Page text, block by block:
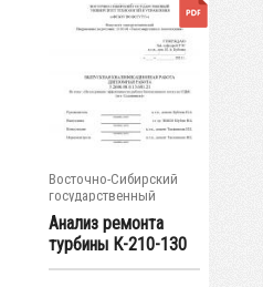
Восточно-Сибирский
государственный
университет...
Анализ ремонта
турбины К-210-130
на...